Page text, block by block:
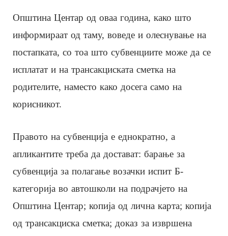
Општина Центар од оваа година, како што
информираат од таму, воведе и олеснување на
постапката, со тоа што субвенциите може да се
исплатат и на трансакциската сметка на
родителите, наместо како досега само на
корисникот.
Правото на субвенција е еднократно, а
апликантите треба да достават: барање за
субвенција за полагање возачки испит Б-
категорија во автошколи на подрачјето на
Општина Центар; копија од лична карта; копија
од трансакциска сметка; доказ за извршена